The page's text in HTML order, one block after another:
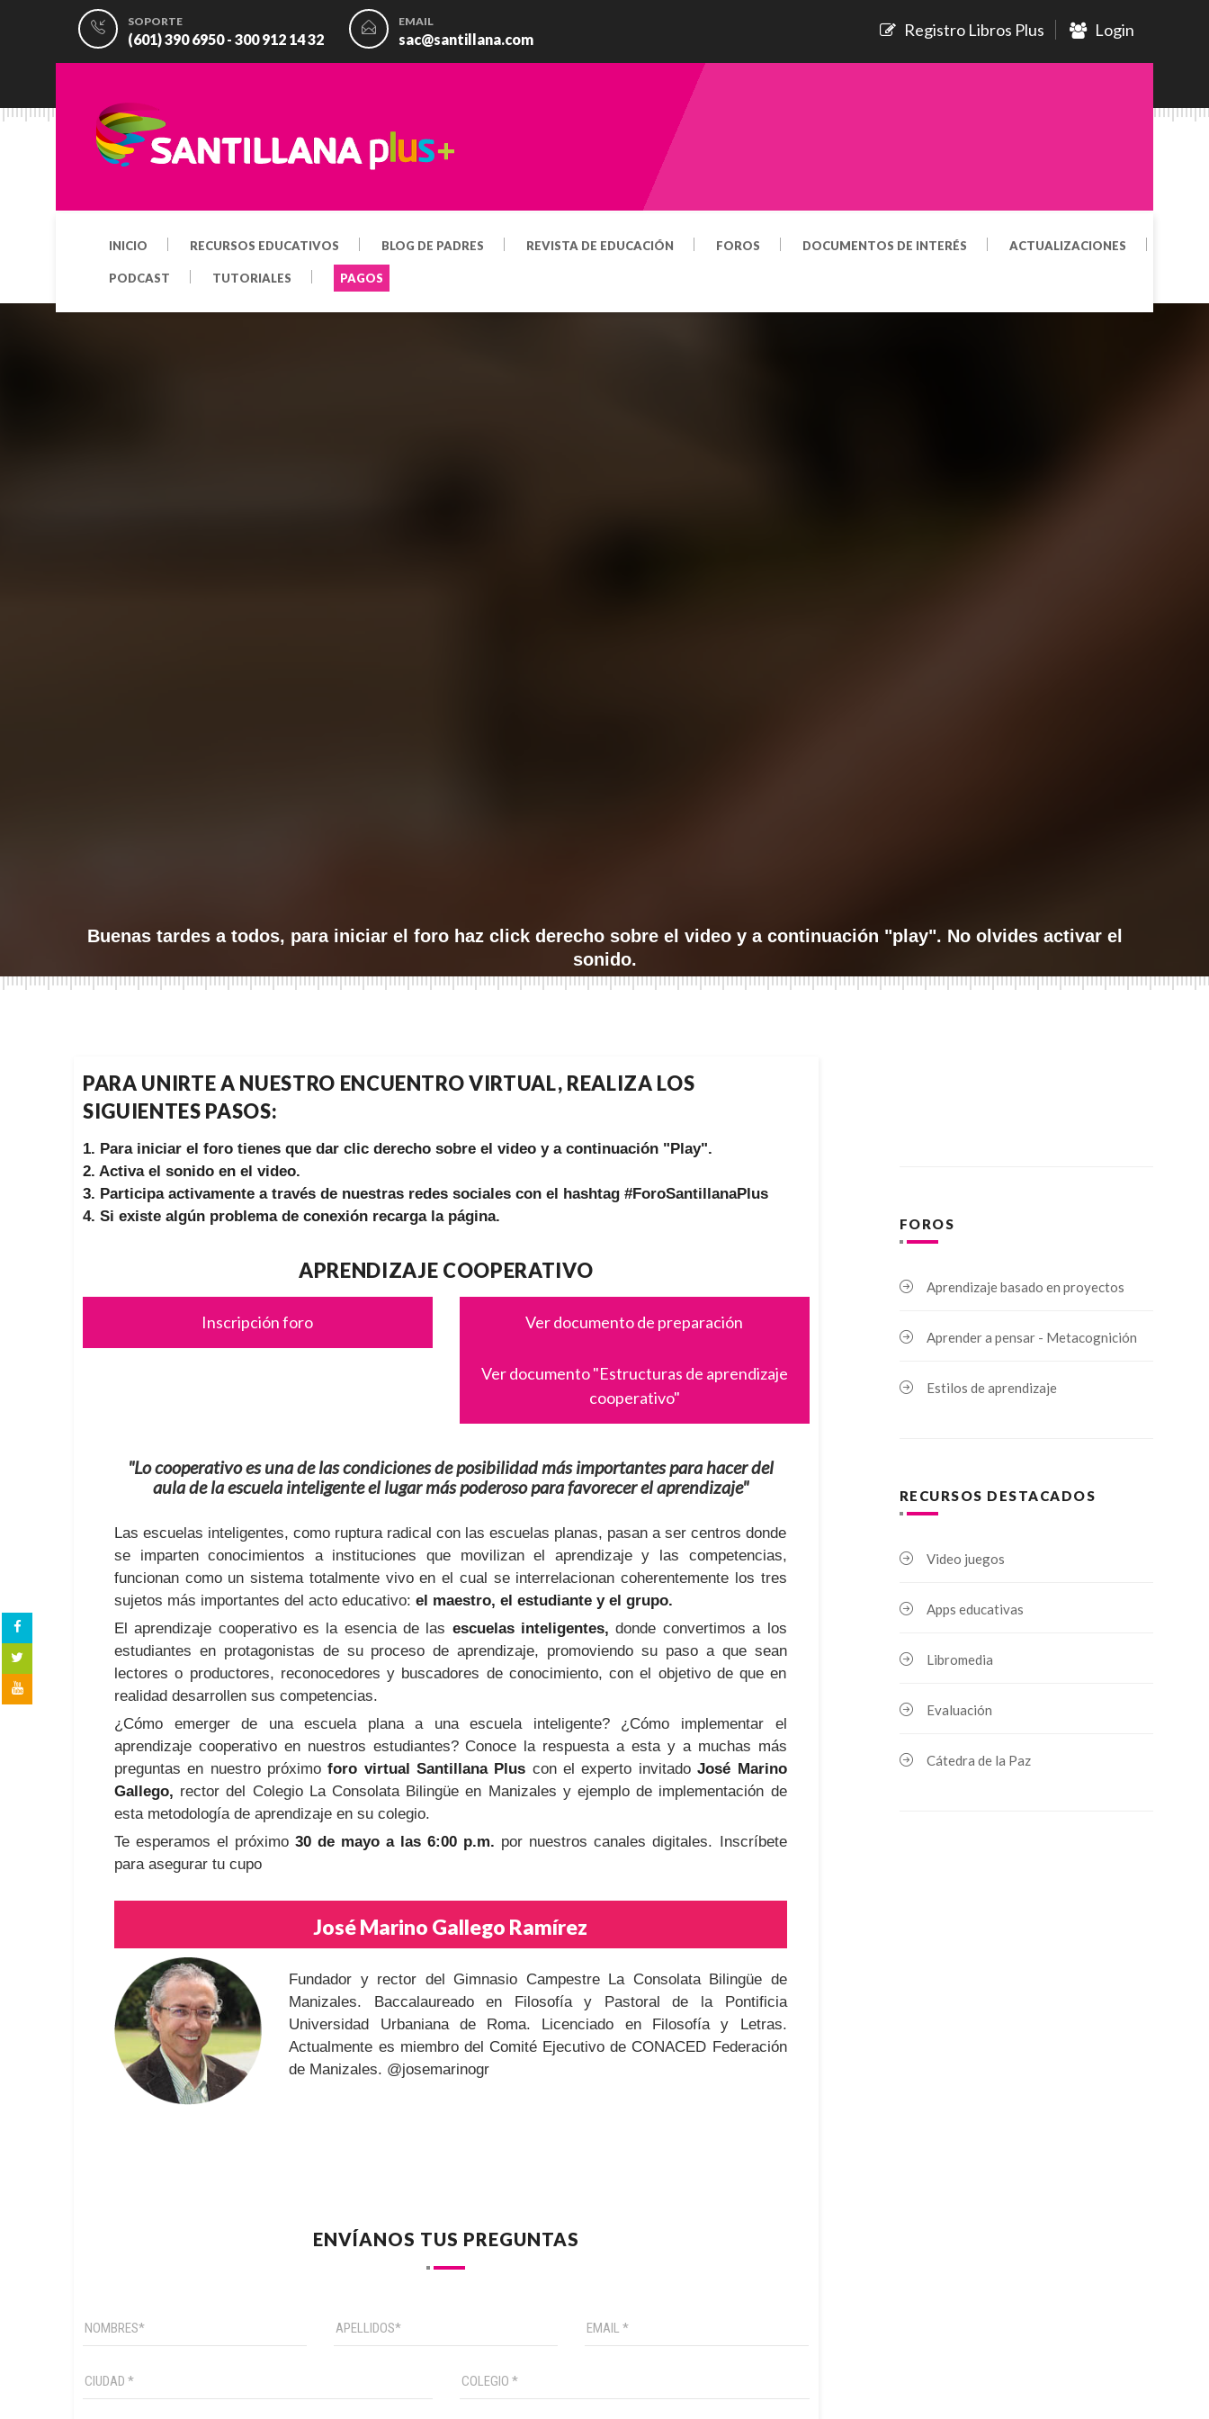
Registro Libros Plus Login
SOPORTE
(601) 390 6950 - 300 912 14 32
EMAIL
sac@santillana.com
INICIO RECURSOS EDUCATIVOS BLOG DE PADRES REVISTA DE EDUCACIÓN FOROS DOCUMENTOS DE INTERÉS ACTUALIZACIONES
PODCAST TUTORIALES PAGOS
Buenas tardes a todos, para iniciar el foro haz click derecho sobre el video y a continuación "play". No olvides activar el
sonido.
PARA UNIRTE A NUESTRO ENCUENTRO VIRTUAL, REALIZA LOS
SIGUIENTES PASOS:
1. Para iniciar el foro tienes que dar clic derecho sobre el video y a continuación "Play".
2. Activa el sonido en el video.
3. Participa activamente a través de nuestras redes sociales con el hashtag #ForoSantillanaPlus
4. Si existe algún problema de conexión recarga la página.
APRENDIZAJE COOPERATIVO
Inscripción foro Ver documento de preparación
Ver documento "Estructuras de aprendizaje
cooperativo"
"Lo cooperativo es una de las condiciones de posibilidad más importantes para hacer del
aula de la escuela inteligente el lugar más poderoso para favorecer el aprendizaje"
Las escuelas inteligentes, como ruptura radical con las escuelas planas, pasan a ser centros donde
se imparten conocimientos a instituciones que movilizan el aprendizaje y las competencias,
funcionan como un sistema totalmente vivo en el cual se interrelacionan coherentemente los tres
sujetos más importantes del acto educativo: el maestro, el estudiante y el grupo.
El aprendizaje cooperativo es la esencia de las escuelas inteligentes, donde convertimos a los
estudiantes en protagonistas de su proceso de aprendizaje, promoviendo su paso a que sean
lectores o productores, reconocedores y buscadores de conocimiento, con el objetivo de que en
realidad desarrollen sus competencias.
¿Cómo emerger de una escuela plana a una escuela inteligente? ¿Cómo implementar el
aprendizaje cooperativo en nuestros estudiantes? Conoce la respuesta a esta y a muchas más
preguntas en nuestro próximoforo virtual Santillana Plus con el experto invitadoJosé Marino
Gallego, rector del Colegio La Consolata Bilingüe en Manizales y ejemplo de implementación de
esta metodología de aprendizaje en su colegio.
Te esperamos el próximo30 de mayo a las 6:00 p.m. por nuestros canales digitales. Inscríbete
para asegurar tu cupo
José Marino Gallego Ramírez
Fundador y rector del Gimnasio Campestre La Consolata Bilingüe de
Manizales. Baccalaureado en Filosofía y Pastoral de la Pontificia
Universidad Urbaniana de Roma. Licenciado en Filosofía y Letras.
Actualmente es miembro del Comité Ejecutivo de CONACED Federación
de Manizales. @josemarinogr
ENVÍANOS TUS PREGUNTAS
FOROS
Aprendizaje basado en proyectos
Aprender a pensar - Metacognición
Estilos de aprendizaje
RECURSOS DESTACADOS
Video juegos
Apps educativas
Libromedia
Evaluación
Cátedra de la Paz